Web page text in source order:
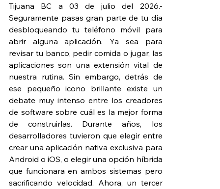
Tijuana BC a 03 de julio del 2026.-
Seguramente pasas gran parte de tu día
desbloqueando tu teléfono móvil para
abrir alguna aplicación. Ya sea para
revisar tu banco, pedir comida o jugar, las
aplicaciones son una extensión vital de
nuestra rutina. Sin embargo, detrás de
ese pequeño icono brillante existe un
debate muy intenso entre los creadores
de software sobre cuál es la mejor forma
de construirlas. Durante años, los
desarrolladores tuvieron que elegir entre
crear una aplicación nativa exclusiva para
Android o iOS, o elegir una opción híbrida
que funcionara en ambos sistemas pero
sacrificando velocidad. Ahora, un tercer